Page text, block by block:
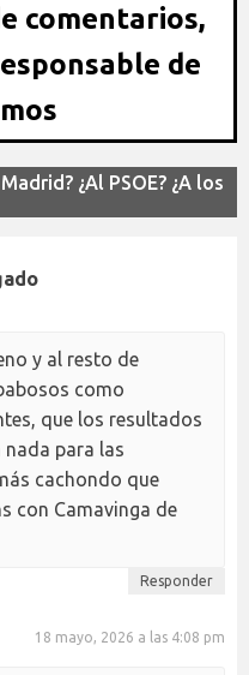
comentarios,
de
¿Al PSOE? ¿A los
y al resto de
como
que los resultados
para las
cachondo que
con Camavinga de
Responder
18 mayo, 2026 a las 4:08 pm